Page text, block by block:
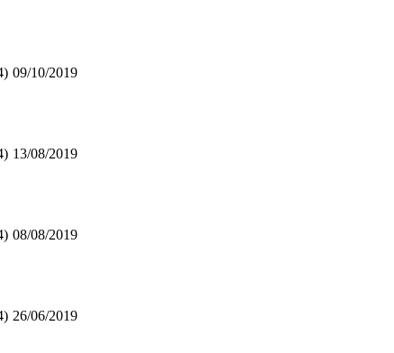
09/10/2019
13/08/2019
08/08/2019
26/06/2019